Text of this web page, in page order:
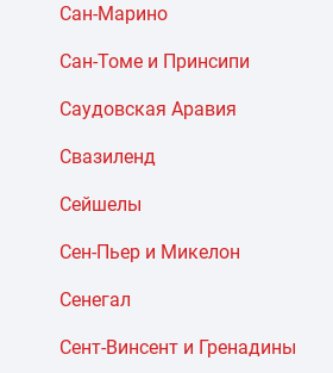
Сан-Марино
Сан-Томе и Принсипи
Саудовская Аравия
Свазиленд
Сейшелы
Сен-Пьер и Микелон
Сенегал
Сент-Винсент и Гренадины